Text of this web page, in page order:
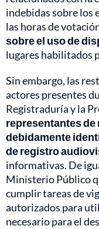
indebidas sobre los
las horas de
sobre el uso de
lugares habilitados
Sin embargo, las
actores presentes
Registraduría y la
representantes
debidamente
de registro
informativas. De
Ministerio Público
cumplir tareas de
autorizados para
necesario para el